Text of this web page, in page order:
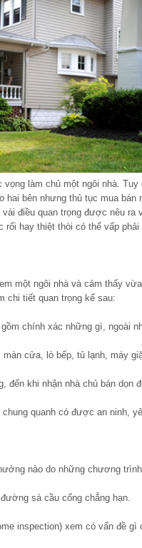
làm chủ một ngôi nhà. Tuy
bên nhưng thủ tục mua bán
điều quan trọng được nêu ra
hay thiệt thòi có thể vấp phải
một ngôi nhà và cảm thấy
chi tiết quan trọng kể sau:
chính xác những gì, ngoài
cửa, lò bếp, tủ lạnh, máy
đến khi nhận nhà chủ bán dọn
quanh có được an ninh,
nào do những chương
sá cầu cống chẳng hạn.
inspection) xem có vấn đề gì